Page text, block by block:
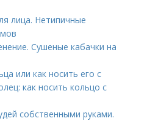
лица. Нетипичные
Сушеные кабачки на
или как носить его с
как носить кольцо с
собственными руками.